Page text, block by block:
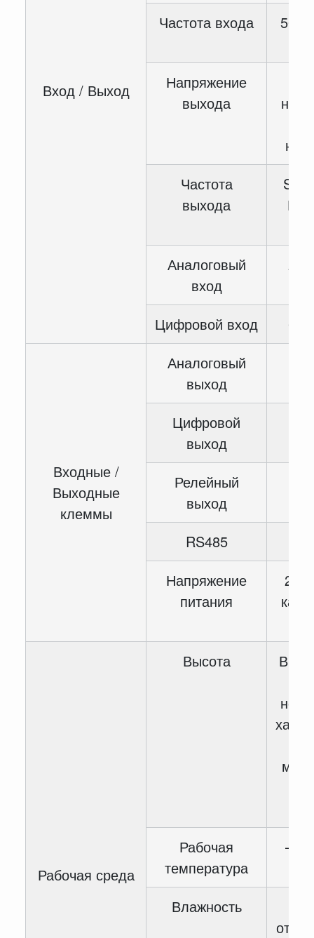
Вход / Выход
Частота входа
50 /
Напряжение
выхода
Частота
выхода
Гц,
Аналоговый
вход
2-
Цифровой вход 6-
Входные /
Выходные
клеммы
Аналоговый
выход
Цифровой
выход
Релейный
выход
RS485
Напряжение
питания
2-
Рабочая среда
Высота
Рабочая
температура
—
Влажность